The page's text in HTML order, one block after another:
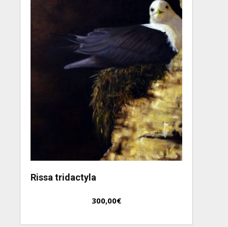
Rissa tridactyla
300,00€